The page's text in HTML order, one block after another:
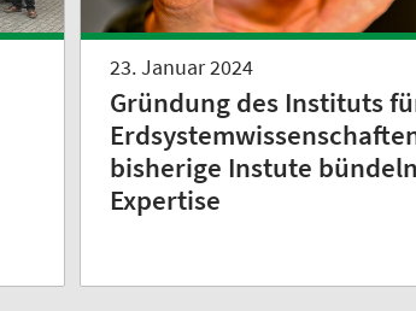
23. Januar 2024
Gründung des Instituts
bisherige Instute
Expertise